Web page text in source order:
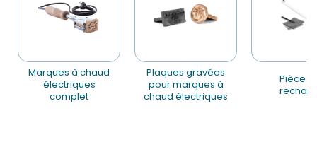
marques à chaud
électriques
complet
plaques gravées
pour marques à
chaud électriques
pièces de